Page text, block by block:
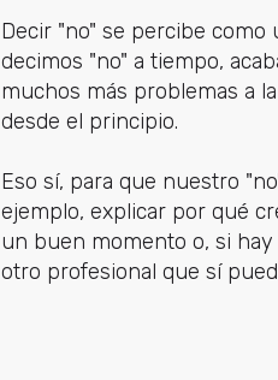
Decir "no" se percibe
decimos "no" a tiempo,
muchos más problemas a
desde el principio.
Eso sí, para que nuestro
ejemplo, explicar por qué
un buen momento o, si
otro profesional que sí